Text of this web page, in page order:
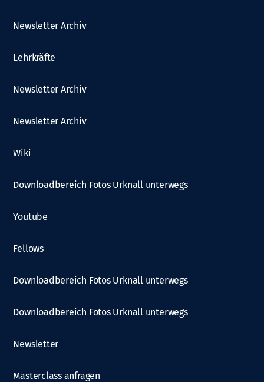
Newsletter Archiv
Lehrkräfte
Newsletter Archiv
Newsletter Archiv
Wiki
Downloadbereich Fotos Urknall unterwegs
Youtube
Fellows
Downloadbereich Fotos Urknall unterwegs
Downloadbereich Fotos Urknall unterwegs
Newsletter
Masterclass anfragen